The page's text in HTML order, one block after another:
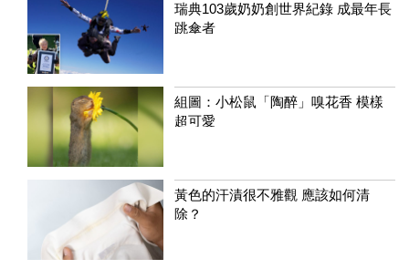
瑞典103歲奶奶創世界紀錄 成最年長
跳傘者
組圖：小松鼠「陶醉」嗅花香 模樣
超可愛
黃色的汗漬很不雅觀 應該如何清
除？